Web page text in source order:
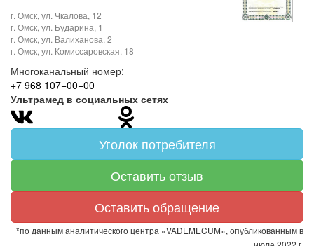
г. Омск, ул. Чкалова, 12
г. Омск, ул. Бударина, 1
г. Омск, ул. Валиханова, 2
г. Омск, ул. Комиссаровская, 18
Многоканальный номер:
+7 968 107−00−00
Ультрамед в социальных сетях
Уголок потребителя
Оставить отзыв
Оставить обращение
*по данным аналитического центра «VADEMECUM», опубликованным в